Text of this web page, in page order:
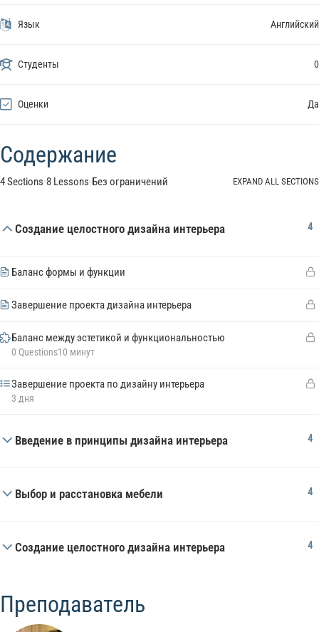
Язык Английский
Студенты 0
Оценки Да
Содержание
4 Sections 8 Lessons Без ограничений EXPAND ALL SECTIONS
Создание целостного дизайна интерьера 4
Баланс формы и функции
Завершение проекта дизайна интерьера
Баланс между эстетикой и функциональностью
10 минут
0 Questions
Завершение проекта по дизайну интерьера
3 дня
Введение в принципы дизайна интерьера 4
Выбор и расстановка мебели 4
Создание целостного дизайна интерьера 4
Преподаватель